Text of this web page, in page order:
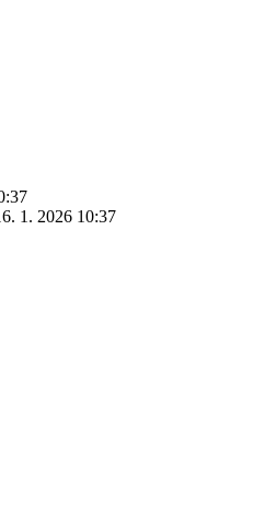
1. 2026 10:37